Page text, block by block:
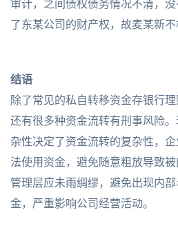
审计，之间债权债务情况不清，
了东某公司的财产权，故麦某新不
结语
除了常见的私自转移资金存银行理
还有很多种资金流转有刑事风险
杂性决定了资金流转的复杂性，
法使用资金，避免随意粗放导致
管理层应未雨绸缪，避免出现内
金，严重影响公司经营活动。